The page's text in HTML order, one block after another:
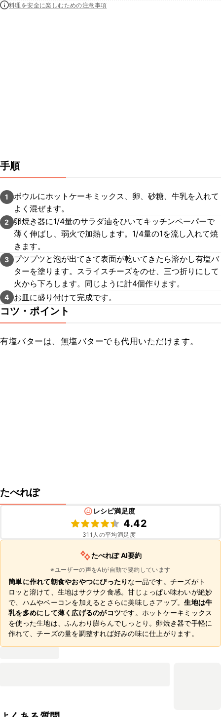
料理を安全に楽しむための注意事項
手順
1
ボウルにホットケーキミックス、卵、砂糖、牛乳を入れて
よく混ぜます。
2
卵焼き器に1/4量のサラダ油をひいてキッチンペーパーで
薄く伸ばし、弱火で加熱します。1/4量の1を流し入れて焼
きます。
3
プツプツと泡が出てきて表面が乾いてきたら溶かし有塩バ
ターを塗ります。スライスチーズをのせ、三つ折りにして
火から下ろします。同じように計4個作ります。
4 お皿に盛り付けて完成です。
コツ・ポイント
有塩バターは、無塩バターでも代用いただけます。
たべれぽ
レシピ満足度
4.42
311 人の平均満足度
たべれぽ AI要約
※ユーザーの声をAIが自動で要約しています
簡単に作れて朝食やおやつにぴったり な一品です。チーズがト
ロッと溶けて、生地はサクサク食感。甘じょっぱい味わいが絶妙
で、ハムやベーコンを加えるとさらに美味しさアップ。生地は牛
乳を多めにして薄く広げるのがコツです。ホットケーキミックス
を使った生地は、ふんわり膨らんでしっとり。卵焼き器で手軽に
作れて、チーズの量を調整すれば好みの味に仕上がります。